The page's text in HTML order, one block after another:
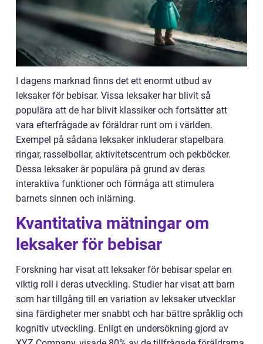
I dagens marknad finns det ett enormt utbud av
leksaker för bebisar. Vissa leksaker har blivit så
populära att de har blivit klassiker och fortsätter att
vara efterfrågade av föräldrar runt om i världen.
Exempel på sådana leksaker inkluderar stapelbara
ringar, rasselbollar, aktivitetscentrum och pekböcker.
Dessa leksaker är populära på grund av deras
interaktiva funktioner och förmåga att stimulera
barnets sinnen och inlärning.
Kvantitativa mätningar om
leksaker för bebisar
Forskning har visat att leksaker för bebisar spelar en
viktig roll i deras utveckling. Studier har visat att barn
som har tillgång till en variation av leksaker utvecklar
sina färdigheter mer snabbt och har bättre språklig och
kognitiv utveckling. Enligt en undersökning gjord av